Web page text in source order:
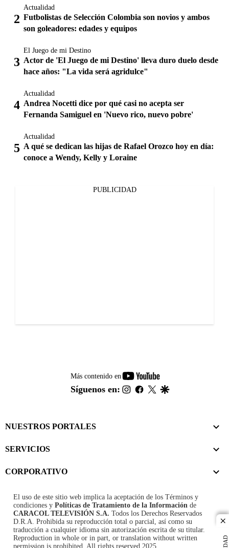
Actualidad
Futbolistas de Selección Colombia son novios y ambos
son goleadores: edades y equipos
El Juego de mi Destino
Actor de 'El Juego de mi Destino' lleva duro duelo desde
hace años: "La vida será agridulce"
Actualidad
Andrea Nocetti dice por qué casi no acepta ser
Fernanda Samiguel en 'Nuevo rico, nuevo pobre'
Actualidad
A qué se dedican las hijas de Rafael Orozco hoy en día:
conoce a Wendy, Kelly y Loraine
PUBLICIDAD
Más contenido en
youtube-
footer
Síguenos en: instagram
facebook
twitter
NUESTROS PORTALES
SERVICIOS
CORPORATIVO
El uso de este sitio web implica la aceptación de los Términos y
condiciones y Políticas de Tratamiento de la Información de
CARACOL TELEVISIÓN S.A. Todos los Derechos Reservados
D.R.A. Prohibida su reproducción total o parcial, así como su
traducción a cualquier idioma sin autorización escrita de su titular.
Reproduction in whole or in part, or translation without written
permission is prohibited. All rights reserved 2025.